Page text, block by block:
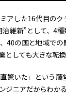
アした16代目のク
維新”として、4種
40の国と地域での
としても大きな転換
驚いた」という
ジニアだからわか